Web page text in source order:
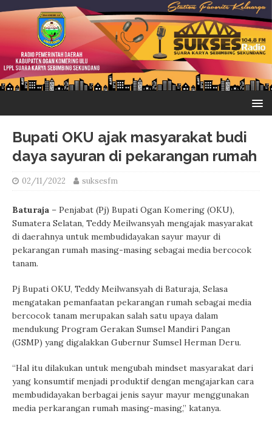
Bupati OKU ajak masyarakat budi
daya sayuran di pekarangan rumah
02/11/2022 suksesfm
Baturaja – Penjabat (Pj) Bupati Ogan Komering (OKU),
Sumatera Selatan, Teddy Meilwansyah mengajak masyarakat
di daerahnya untuk membudidayakan sayur mayur di
pekarangan rumah masing-masing sebagai media bercocok
tanam.
Pj Bupati OKU, Teddy Meilwansyah di Baturaja, Selasa
mengatakan pemanfaatan pekarangan rumah sebagai media
bercocok tanam merupakan salah satu upaya dalam
mendukung Program Gerakan Sumsel Mandiri Pangan
(GSMP) yang digalakkan Gubernur Sumsel Herman Deru.
“Hal itu dilakukan untuk mengubah mindset masyarakat dari
yang konsumtif menjadi produktif dengan mengajarkan cara
membudidayakan berbagai jenis sayur mayur menggunakan
media perkarangan rumah masing-masing,” katanya.